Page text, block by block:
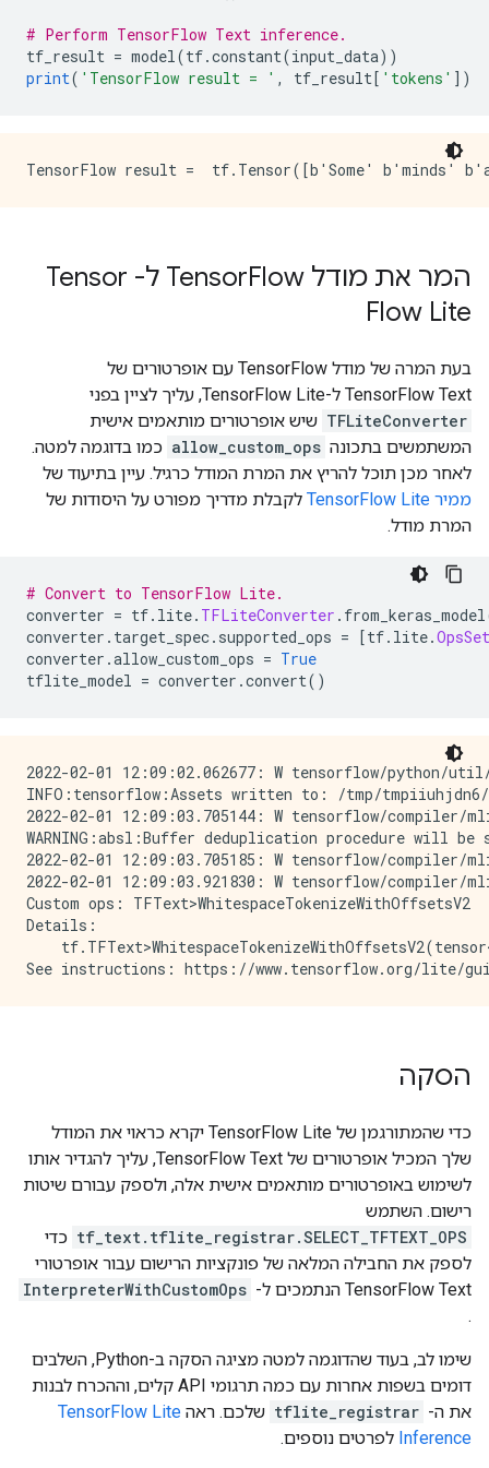
# Perform TensorFlow Text inference.
tf_result = model(tf.constant(input_data))
print( 'TensorFlow result = ' , tf_result[ 'tokens' ])
המר את מודל Tensor Flow ל- Tensor
Flow Lite
בעת המרה של מודל TensorFlow עם אופרטורים של
TensorFlow Text ל-TensorFlow Lite, עליך לציין בפני
TFLiteConverter שיש אופרטורים מותאמים אישית
המשתמשים בתכונה allow_custom_ops כמו בדוגמה למטה.
לאחר מכן תוכל להריץ את המרת המודל כרגיל. עיין בתיעוד של
ממיר TensorFlow Lite
לקבלת מדריך מפורט על היסודות של
המרת מודל.
# Convert to TensorFlow Lite.
converter = tf. lite. TFLiteConverter . from_keras_model
converter . target_spec. supported_ops = [tf. lite.OpsSet
converter .allow_custom_ops = True
tflite_model = converter .convert()
2022-02-01 12:09:02.062677: W tensorflow/
INFO:tensorflow:Assets written to: /tmp/tmpiiuhjdn6/
2022-02-01 12:09:03.705144: W tensorflow/
WARNING:absl:Buffer deduplication procedure will
2022-02-01 12:09:03.705185: W tensorflow/
2022-02-01 12:09:03.921830: W tensorflow/
Custom ops: TFText>WhitespaceTokenizeWithOffsetsV2
Details:
הסקה
כדי שהמתורגמן של TensorFlow Lite יקרא כראוי את המודל
שלך המכיל אופרטורים של TensorFlow Text, עליך להגדיר אותו
לשימוש באופרטורים מותאמים אישית אלה, ולספק עבורם שיטות
רישום. השתמש
tf_text.tflite_registrar.SELECT_TFTEXT_OPS כדי
לספק את החבילה המלאה של פונקציות הרישום עבור אופרטורי
TensorFlow Text הנתמכים ל-
InterpreterWithCustomOps
.
שימו לב, בעוד שהדוגמה למטה מציגה הסקה ב-Python, השלבים
דומים בשפות אחרות עם כמה תרגומי API קלים, וההכרח לבנות
את ה- tflite_registrar שלכם. ראה TensorFlow Lite
Inference לפרטים נוספים.